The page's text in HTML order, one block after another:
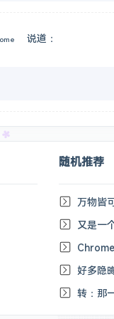
说道：
随机推荐
万物皆
又是一
好多隐
转：那